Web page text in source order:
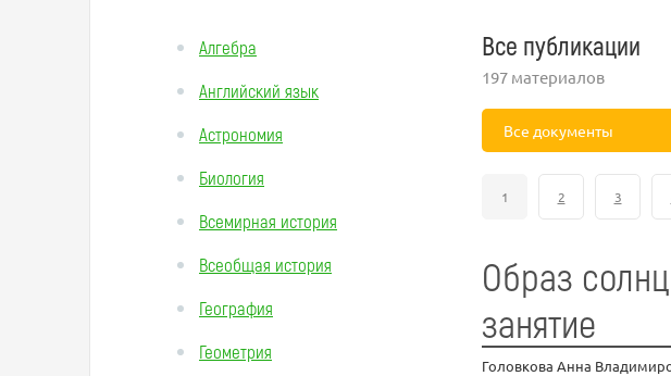
Алгебра
Английский язык
Астрономия
Биология
Всемирная история
Всеобщая история
География
Геометрия
Все публикации
197 материалов
Все документы
1 2 3
Образ
занятие
Головкова Анна